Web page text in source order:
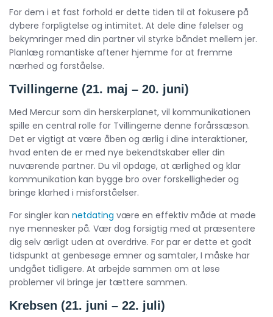
For dem i et fast forhold er dette tiden til at fokusere på
dybere forpligtelse og intimitet. At dele dine følelser og
bekymringer med din partner vil styrke båndet mellem jer.
Planlæg romantiske aftener hjemme for at fremme
nærhed og forståelse.
Tvillingerne (21. maj – 20. juni)
Med Mercur som din herskerplanet, vil kommunikationen
spille en central rolle for Tvillingerne denne forårssæson.
Det er vigtigt at være åben og ærlig i dine interaktioner,
hvad enten de er med nye bekendtskaber eller din
nuværende partner. Du vil opdage, at ærlighed og klar
kommunikation kan bygge bro over forskelligheder og
bringe klarhed i misforståelser.
For singler kan netdating være en effektiv måde at møde
nye mennesker på. Vær dog forsigtig med at præsentere
dig selv ærligt uden at overdrive. For par er dette et godt
tidspunkt at genbesøge emner og samtaler, I måske har
undgået tidligere. At arbejde sammen om at løse
problemer vil bringe jer tættere sammen.
Krebsen (21. juni – 22. juli)